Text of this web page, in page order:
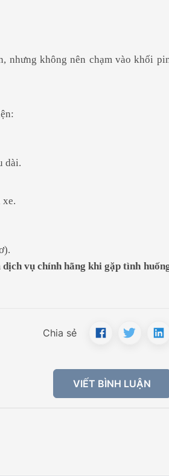
nhưng không nên chạm vào khối
dài.
xe.
vụ chính hãng khi gặp tình
Chia sẻ
VIẾT BÌNH LUẬN